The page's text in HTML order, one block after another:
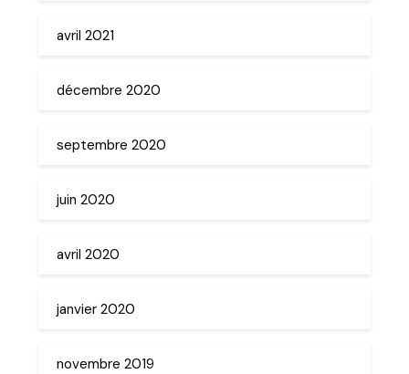
avril 2021
décembre 2020
septembre 2020
juin 2020
avril 2020
janvier 2020
novembre 2019